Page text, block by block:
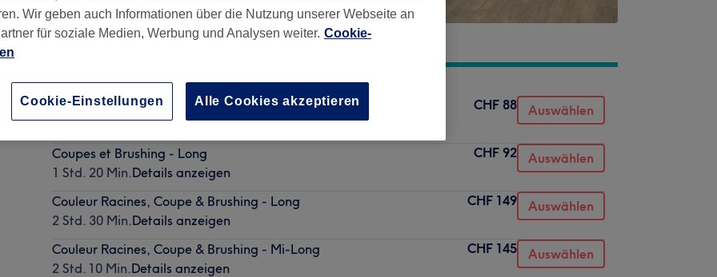
Coupes et Brushing - Mi-Long
1 Std. 10 Min.Details anzeigen
CHF 88 Auswählen
Coupes et Brushing - Long
1 Std. 20 Min.Details anzeigen
CHF 92 Auswählen
Couleur Racines, Coupe & Brushing - Long
2 Std. 30 Min.Details anzeigen
CHF 149 Auswählen
Couleur Racines, Coupe & Brushing - Mi-Long
2 Std. 10 Min.Details anzeigen
CHF 145 Auswählen
Wir geben auch Informationen über die Nutzung unserer Webseite an
für soziale Medien, Werbung und Analysen weiter. Cookie-
Alle Cookies akzeptieren
Cookie-Einstellungen